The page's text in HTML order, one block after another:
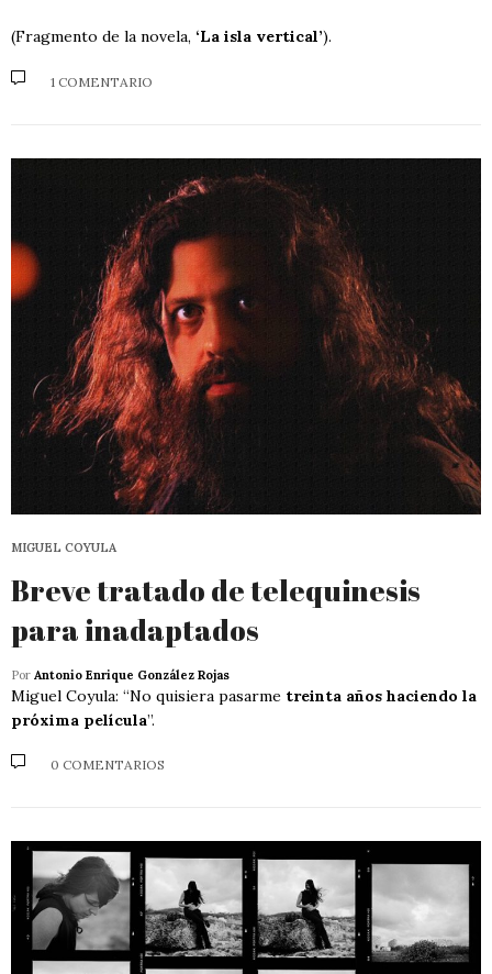
(Fragmento de la novela, ‘La isla vertical’).
1 COMENTARIO
MIGUEL COYULA
Breve tratado de telequinesis
para inadaptados
Por Antonio Enrique González Rojas
Miguel Coyula: “No quisiera pasarme treinta años haciendo la
próxima película”.
0 COMENTARIOS